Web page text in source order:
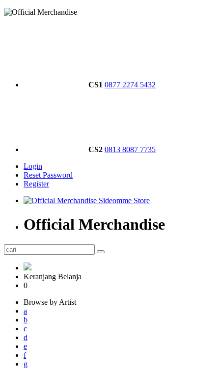
CS1 0877 2274 5432
CS2 0813 8087 7735
Login
Reset Password
Register
Official Merchandise
Keranjang Belanja
0
Browse by Artist
a
b
c
d
e
f
g